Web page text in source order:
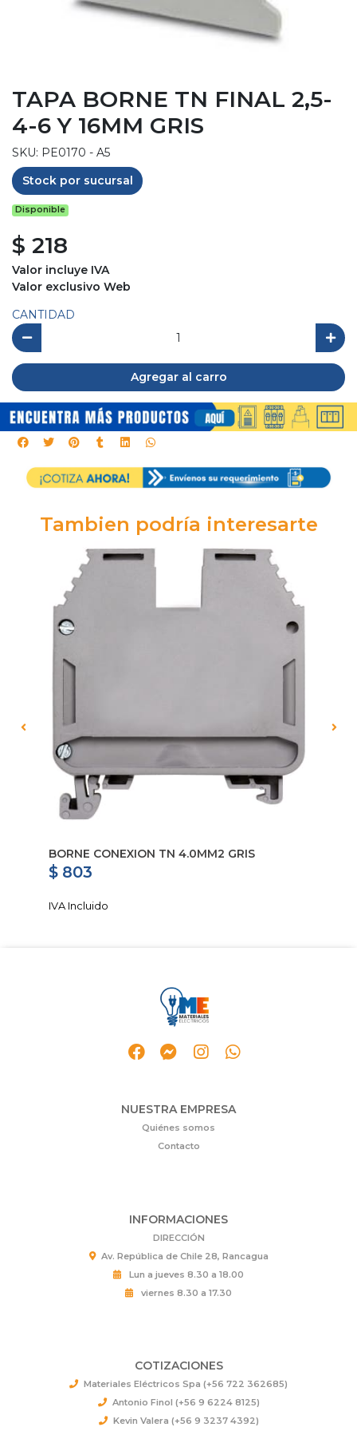
TAPA BORNE TN FINAL 2,5-
4-6 Y 16MM GRIS
SKU: PE0170 - A5
Stock por sucursal
Disponible
$ 218
Valor incluye IVA
Valor exclusivo Web
CANTIDAD
Agregar al carro
Tambien podría interesarte
BORNE CONEXION TN 4.0MM2 GRIS
$ 803
NUESTRA EMPRESA
Quiénes somos
Contacto
INFORMACIONES
DIRECCIÓN
Av. República de Chile 28, Rancagua
Lun a jueves 8.30 a 18.00
viernes 8.30 a 17.30
COTIZACIONES
Materiales Eléctricos Spa (+56 722 362685)
Antonio Finol (+56 9 6224 8125)
Kevin Valera (+56 9 3237 4392)